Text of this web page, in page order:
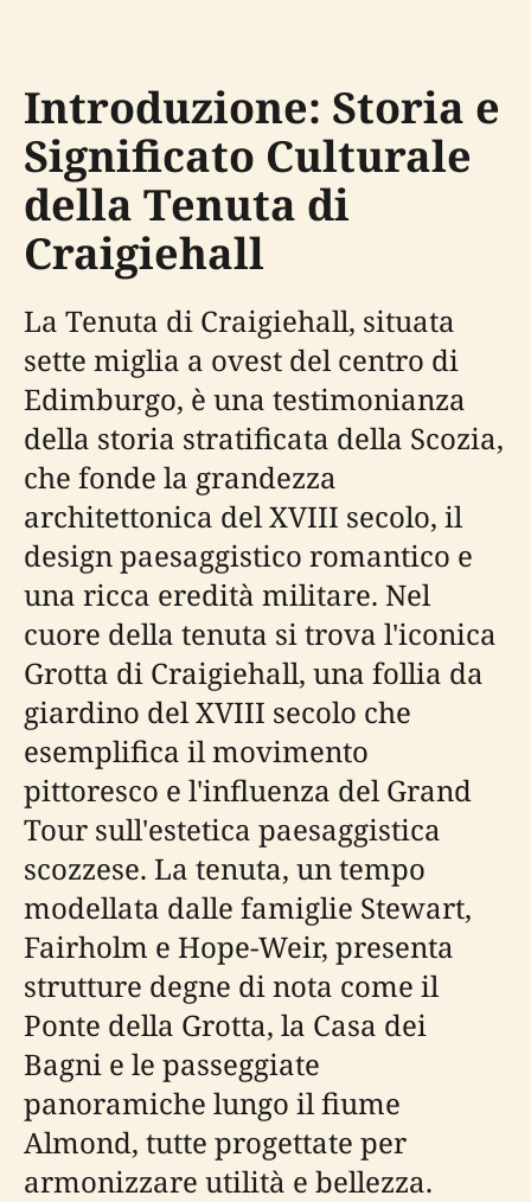
Introduzione: Storia e
Significato Culturale
della Tenuta di
Craigiehall
La Tenuta di Craigiehall, situata
sette miglia a ovest del centro di
Edimburgo, è una testimonianza
della storia stratificata della Scozia,
che fonde la grandezza
architettonica del XVIII secolo, il
design paesaggistico romantico e
una ricca eredità militare. Nel
cuore della tenuta si trova l'iconica
Grotta di Craigiehall, una follia da
giardino del XVIII secolo che
esemplifica il movimento
pittoresco e l'influenza del Grand
Tour sull'estetica paesaggistica
scozzese. La tenuta, un tempo
modellata dalle famiglie Stewart,
Fairholm e Hope-Weir, presenta
strutture degne di nota come il
Ponte della Grotta, la Casa dei
Bagni e le passeggiate
panoramiche lungo il fiume
Almond, tutte progettate per
armonizzare utilità e bellezza.